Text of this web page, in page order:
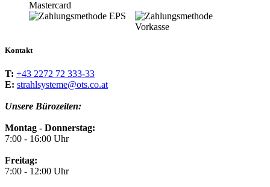
Kontakt
T: +43 2272 72 333-33
E: strahlsysteme@ots.co.at
Unsere Bürozeiten:
Montag - Donnerstag:
7:00 - 16:00 Uhr
Freitag:
7:00 - 12:00 Uhr